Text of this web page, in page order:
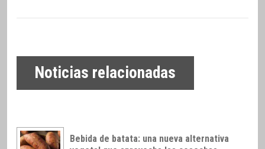
Noticias relacionadas
Bebida de batata: una nueva alternativa